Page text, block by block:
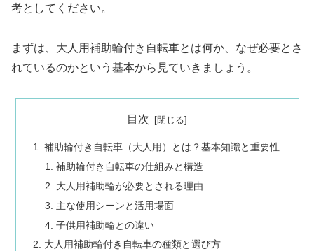
考としてください。
まずは、大人用補助輪付き自転車とは何か、なぜ必要とさ
れているのかという基本から見ていきましょう。
目次
補助輪付き自転車（大人用）とは？基本知識と重要性
補助輪付き自転車の仕組みと構造
大人用補助輪が必要とされる理由
主な使用シーンと活用場面
子供用補助輪との違い
大人用補助輪付き自転車の種類と選び方